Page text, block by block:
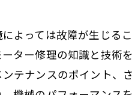
よっては故障が生じる
ター修理の知識と技術
テナンスのポイント、